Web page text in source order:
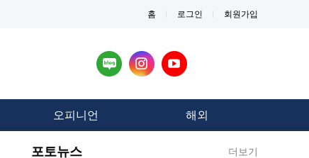
홈 로그인 회원가입
오피니언 해외
포토뉴스 더보기